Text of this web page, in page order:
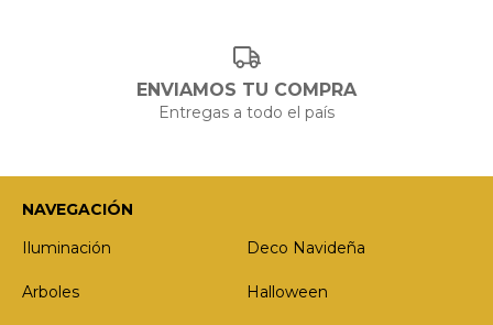
ENVIAMOS TU COMPRA
Entregas a todo el país
NAVEGACIÓN
Iluminación
Deco Navideña
Arboles Halloween